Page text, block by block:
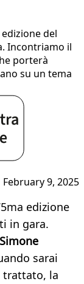
del
Incontriamo il
porterà
su un tema
February 9, 2025
edizione
in gara.
sarai
trattato, la